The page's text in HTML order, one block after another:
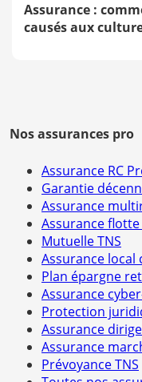
Assurance :
causés aux
Nos assurances pro
Assurance RC
Garantie
Assurance
Assurance
Mutuelle TNS
Assurance local
Plan épargne
Assurance
Protection
Assurance
Assurance
Prévoyance TNS